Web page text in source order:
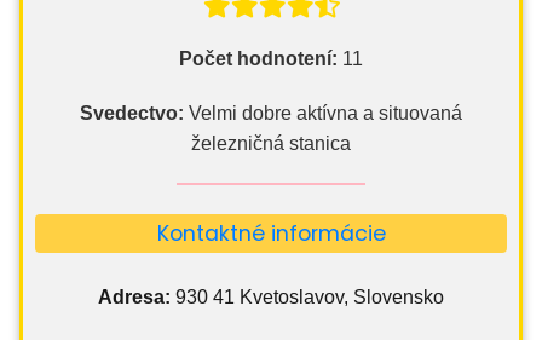
Počet hodnotení: 11
Svedectvo: Velmi dobre aktívna a situovaná
železničná stanica
Kontaktné informácie
Adresa: 930 41 Kvetoslavov, Slovensko